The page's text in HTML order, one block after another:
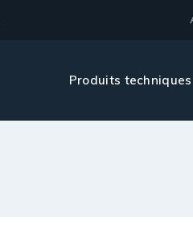
Produits techniques